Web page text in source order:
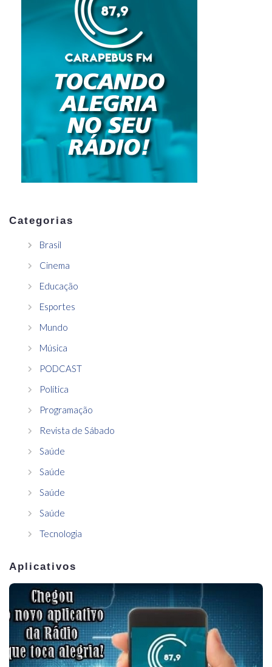
Categorias
Brasil
Cinema
Educação
Esportes
Mundo
Música
PODCAST
Política
Programação
Revista de Sábado
Saúde
Saúde
Saúde
Saúde
Tecnologia
Aplicativos